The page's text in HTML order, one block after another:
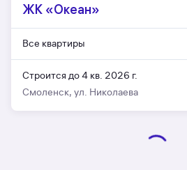
ЖК «Океан»
Все квартиры
Строится до 4 кв. 2026 г.
Смоленск, ул. Николаева